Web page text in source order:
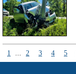
1 ... 2 3 4 5